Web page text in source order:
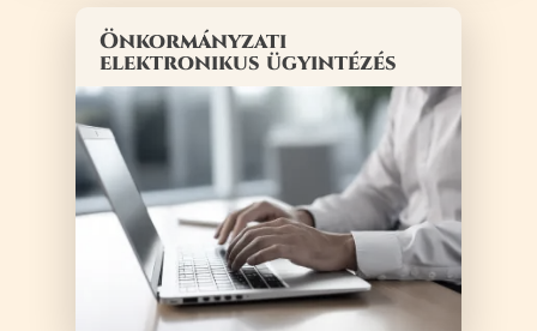
Önkormányzati
elektronikus ügyintézés